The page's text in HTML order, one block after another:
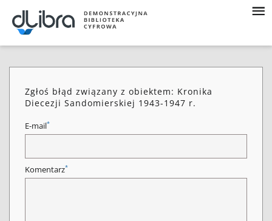
Zgłoś błąd związany z obiektem: Kronika
Diecezji Sandomierskiej 1943-1947 r.
E-mail*
Komentarz*